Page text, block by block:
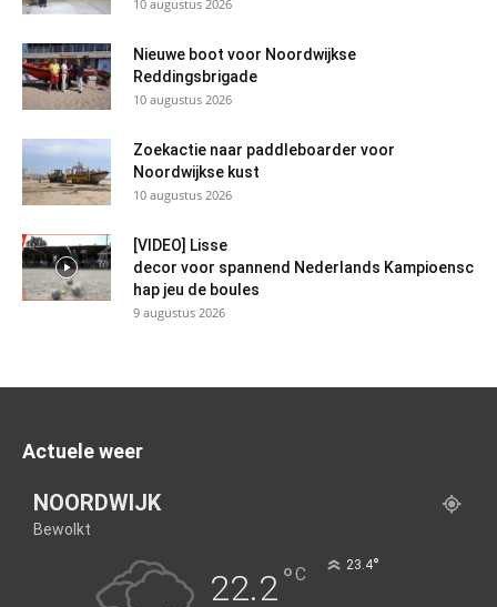
10 augustus 2026
Nieuwe boot voor Noordwijkse
Reddingsbrigade
10 augustus 2026
Zoekactie naar paddleboarder voor
Noordwijkse kust
10 augustus 2026
[VIDEO] Lisse
decor voor spannend Nederlands Kampioensc
hap jeu de boules
9 augustus 2026
Actuele weer
NOORDWIJK
Bewolkt
22.2°C 23.4°